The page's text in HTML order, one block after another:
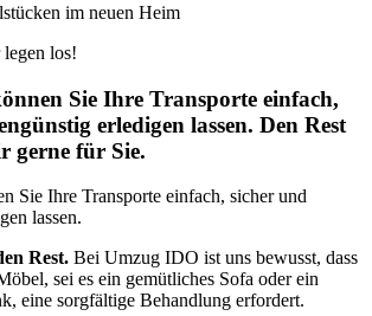
im neuen Heim
los!
Sie Ihre Transporte einfach,
erledigen lassen. Den Rest
gerne für Sie.
Sie Ihre Transporte einfach, sicher und
lassen.
Rest. Bei Umzug IDO ist uns bewusst, dass
sei es ein gemütliches Sofa oder ein
eine sorgfältige Behandlung erfordert.